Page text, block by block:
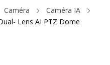
Caméra
Caméra IA
Lens AI PTZ Dome